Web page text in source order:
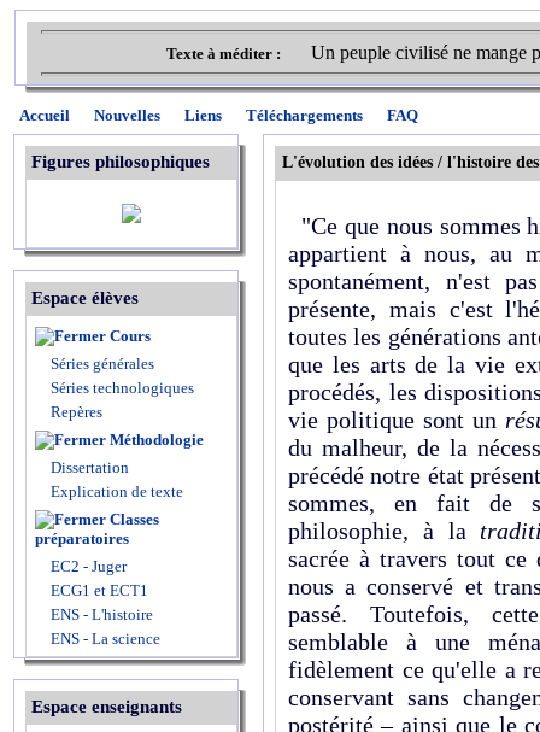
Texte à méditer : Un peuple civilisé ne mange
Accueil Nouvelles Liens Téléchargements FAQ
Figures philosophiques
Espace élèves
Cours
Séries générales
Séries technologiques
Repères
Méthodologie
Dissertation
Explication de texte
Classes
préparatoires
EC2 - Juger
ECG1 et ECT1
ENS - L'histoire
ENS - La science
Espace enseignants
L'évolution des idées / l'histoire des
"Ce que nous sommes
appartient à nous, au
spontanément, n'est
présente, mais c'est
toutes les générations
que les arts de la vie
procédés, les
vie politique sont un
du malheur, de la
précédé notre état
sommes, en fait de
philosophie, à la
sacrée à travers tout ce
nous a conservé et
passé. Toutefois,
semblable à une
fidèlement ce qu'elle a
conservant sans
postérité – ainsi que le